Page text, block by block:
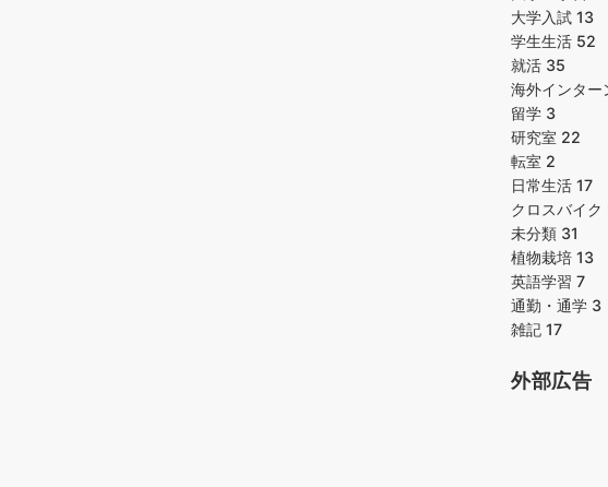
大学入試 13
学生生活 52
就活 35
海外インター
留学 3
研究室 22
転室 2
日常生活 17
クロスバイク
未分類 31
植物栽培 13
英語学習 7
通勤・通学 3
雑記 17
外部広告